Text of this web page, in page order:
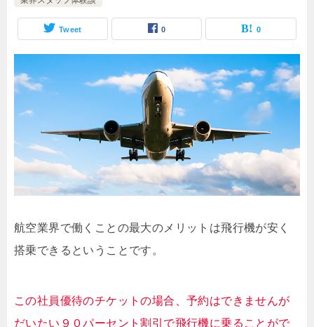
Tweet 0 0
航空業界で働くことの最大のメリットは飛行機が安く
搭乗できるということです。
この社員優待のチケットの場合、予約はできませんが
だいたい９０パーセント割引で飛行機に乗ることがで